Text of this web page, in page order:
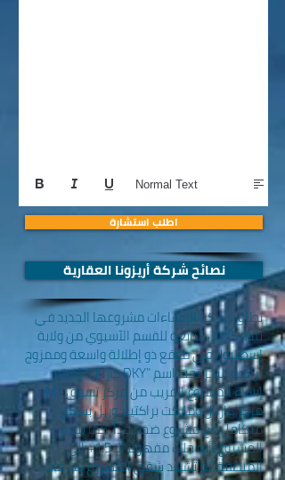
Normal Text
تطلق شركة الإنشاءات مشروعها الجديد في
بلدة كارتال التابعة للقسم الآسيوي من ولاية
إسطنبول في موقع ذو إطلالة واسعة وممزوج
برائحة البحر تحت اسم "DKY كارتال". إذ يتم
إنشاء المشروع القريب من مركز تسوق M1
مركز كارتال وماركت براكتيلر وريل بشكل
متكامل مع مشروع ضخم جداً. كما يتميز
المشروع بأنه جلب مفهوم الـ 1.5+ إلى
المنطقة. تم تشييد شقق المشروع بشرفات
نصائح شركة أريزونا العقارية
اطلب استشارة